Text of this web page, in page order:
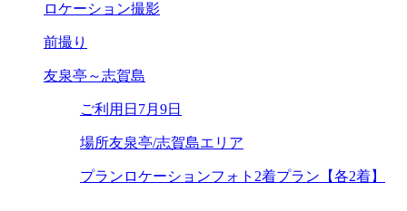
ロケーション撮影
前撮り
友泉亭～志賀島
ご利用日 7月9日
場所友泉亭/志賀島エリア
プラン ロケーションフォト2着プラン【各2着】